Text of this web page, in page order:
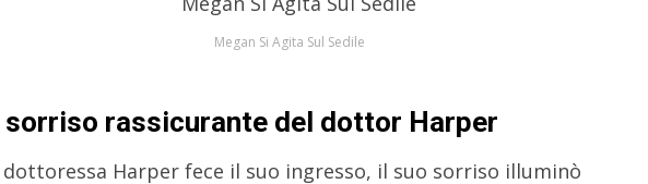
Megan Si Agita Sul Sedile
rassicurante del dottor Harper
dottoressa Harper fece il suo ingresso, il suo sorriso illuminò